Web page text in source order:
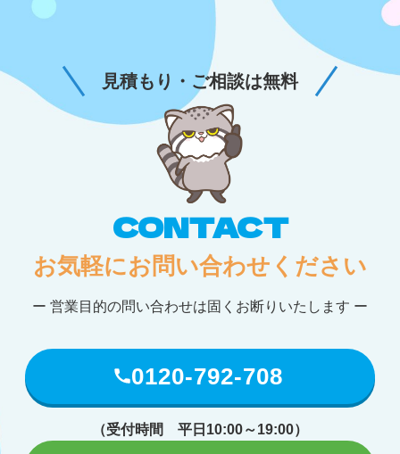
見積もり・ご相談は無料
CONTACT
お気軽にお問い合わせください
ー 営業目的の問い合わせは固くお断りいたします ー
0120-792-708
（受付時間 平日10:00～19:00）